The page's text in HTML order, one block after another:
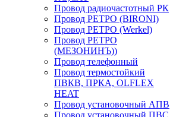
Провод радиочастотный РК
Провод РЕТРО (BIRONI)
Провод РЕТРО (Werkel)
Провод РЕТРО
(МЕЗОНИНЪ))
Провод телефонный
Провод термостойкий
ПВКВ, ПРКА, OLFLEX
HEAT
Провод установочный АПВ